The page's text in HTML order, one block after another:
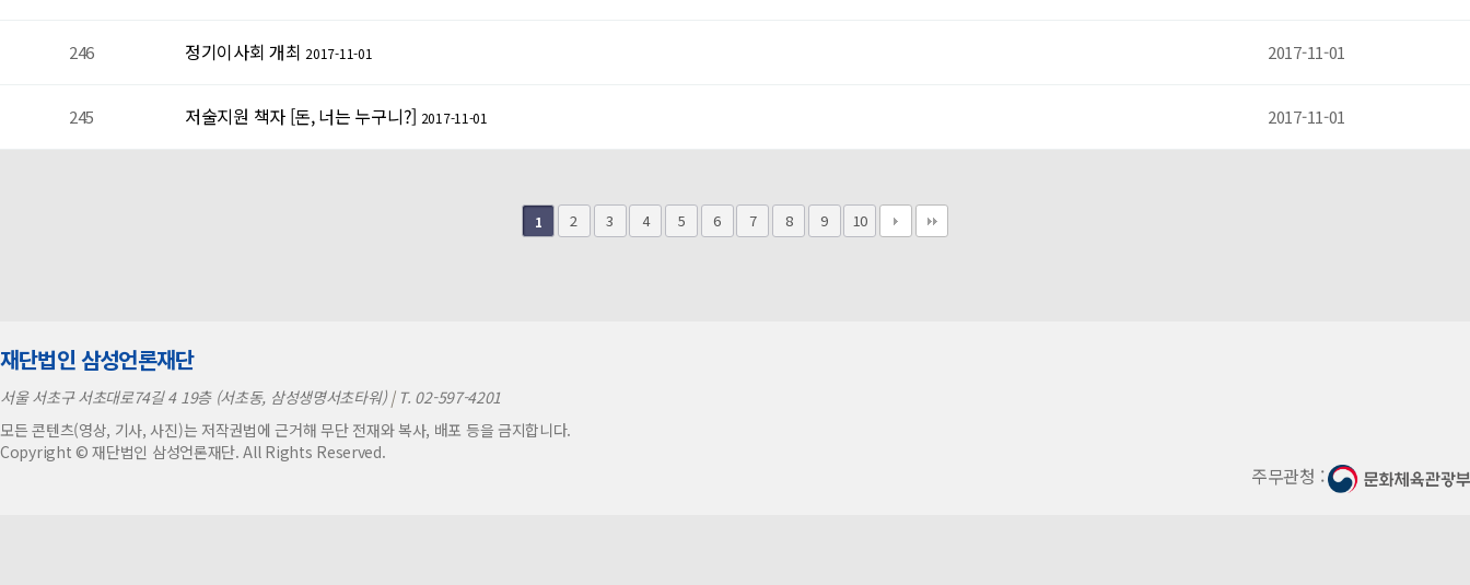
246 정기이사회 개최 2017-11-01 2017-11-01
245 저술지원 책자 [돈, 너는 누구니?] 2017-11-01 2017-11-01
1 2 3 4 5 6 7 8 9 10
재단법인 삼성언론재단
서울 서초구 서초대로74길 4 19층 (서초동, 삼성생명서초타워) | T. 02-597-4201
모든 콘텐츠(영상, 기사, 사진)는 저작권법에 근거해 무단 전재와 복사, 배포 등을 금지합니다.
Copyright © 재단법인 삼성언론재단. All Rights Reserved.
주무관청 :